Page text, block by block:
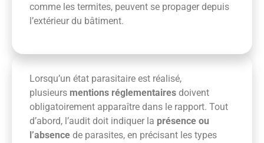
comme les termites, peuvent se propager depuis
l’extérieur du bâtiment.
Lorsqu’un état parasitaire est réalisé,
plusieurs mentions réglementaires doivent
obligatoirement apparaître dans le rapport. Tout
d’abord, l’audit doit indiquer la présence ou
l’absence de parasites, en précisant les types